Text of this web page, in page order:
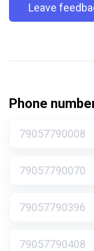
Leave
Phone
79057790008
79057790070
79057790396
79057790408